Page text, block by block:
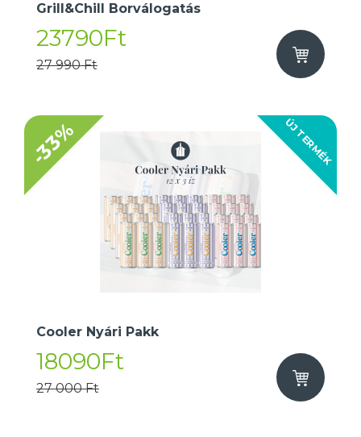
Grill&Chill Borválogatás
23790Ft
27 990 Ft
ÚJ TERMÉK
-33%
Cooler Nyári Pakk
18090Ft
27 000 Ft